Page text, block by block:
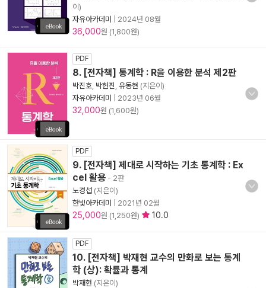
이)
자유아카데미
2024년 08월
36,000원 (1,800원)
PDF
8. [전자책] 통계학 : R을 이용한 분석 제2판
박진호 박헌진 유동현 (지은이)
자유아카데미
2023년 06월
32,000원 (1,600원)
PDF
9. [전자책] 제대로 시작하는 기초 통계학 : Ex
cel 활용 - 2판
노경섭 (지은이)
한빛아카데미
2021년 02월
25,000원 (1,250원) 10.0
PDF
10. [전자책] 박재현 교수의 만화로 보는 통계
학 (상): 확률과 통계
박재현 (지은이)